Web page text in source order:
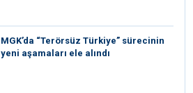
MGK’da “Terörsüz Türkiye” sürecinin
yeni aşamaları ele alındı